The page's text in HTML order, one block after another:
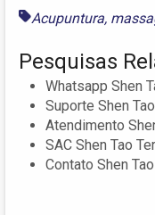
Acupuntura,
Pesquisas
Whatsapp Shen
Suporte Shen
Atendimento
SAC Shen Tao
Contato Shen